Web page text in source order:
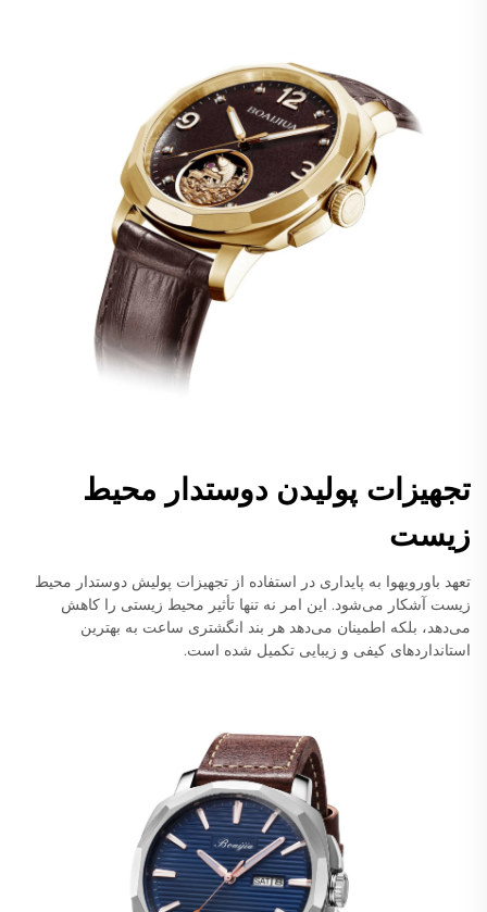
تجهیزات پولیدن دوستدار محیط
زیست
تعهد باورویهوا به پایداری در استفاده از تجهیزات پولیش دوستدار محیط
زیست آشکار می‌شود. این امر نه تنها تأثیر محیط زیستی را کاهش
می‌دهد، بلکه اطمینان می‌دهد هر بند انگشتری ساعت به بهترین
استانداردهای کیفی و زیبایی تکمیل شده است.